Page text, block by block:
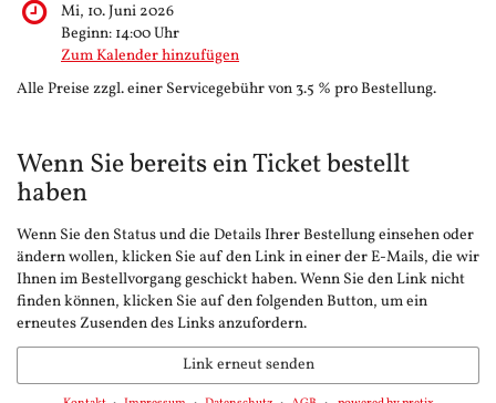
Mi, 10. Juni 2026
Beginn: 14:00Uhr
Zum Kalender hinzufügen
Alle Preise zzgl. einer Servicegebühr von 3.5 % pro Bestellung.
Wenn Sie bereits ein Ticket bestellt
haben
Wenn Sie den Status und die Details Ihrer Bestellung einsehen oder
ändern wollen, klicken Sie auf den Link in einer der E-Mails, die wir
Ihnen im Bestellvorgang geschickt haben. Wenn Sie den Link nicht
finden können, klicken Sie auf den folgenden Button, um ein
erneutes Zusenden des Links anzufordern.
Link erneut senden